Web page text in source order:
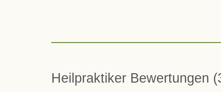
Heilpraktiker Bewertungen